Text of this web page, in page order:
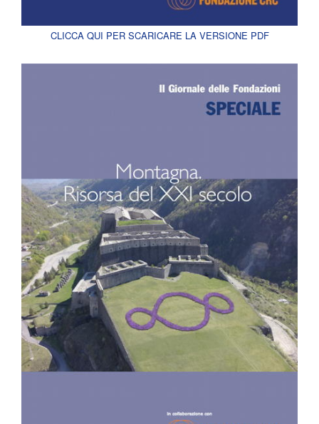
CLICCA QUI PER SCARICARE LA VERSIONE PDF